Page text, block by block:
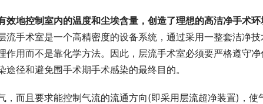
效地控制室内的温度和尘埃含量，创造了理想的高洁净手术
流手术室是一个高精密度的设备系统，通过采用一整套洁净
作用而不是靠化学方法。因此，层流手术室必须要严格遵守
径和避免围手术期手术感染的最终目的。
，而且要求能控制气流的流通方向(即采用层流超净装置)，使